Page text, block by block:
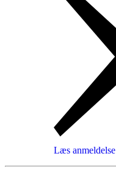
Læs anmeldelse